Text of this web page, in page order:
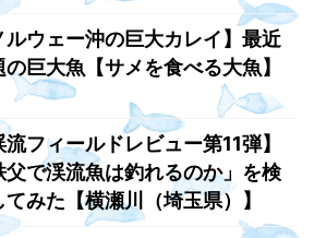
ルウェー沖の巨大カレイ】最近
の巨大魚【サメを食べる大魚】
流フィールドレビュー第11弾】
父で渓流魚は釣れるのか」を検
てみた【横瀬川（埼玉県）】